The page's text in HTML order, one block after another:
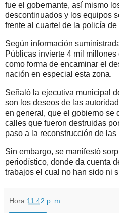
fue el gobernante, así mismo
descontinuados y los equipos
frente al cuartel de la policía de
Según información
Públicas invierte 4 mil
como forma de encaminar el
nación en especial esta zona.
Señaló la ejecutiva municipal
son los deseos de las
en general, que el gobierno se
calles que fueron destruidas
paso a la reconstrucción de las
Sin embargo, se manifestó
periodístico, donde da cuenta
trabajos el cual no han sido ni
Hora 11:42 p. m.